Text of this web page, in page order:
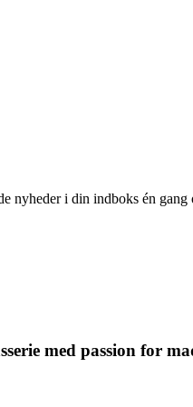
nyheder i din indboks én gang
med passion for